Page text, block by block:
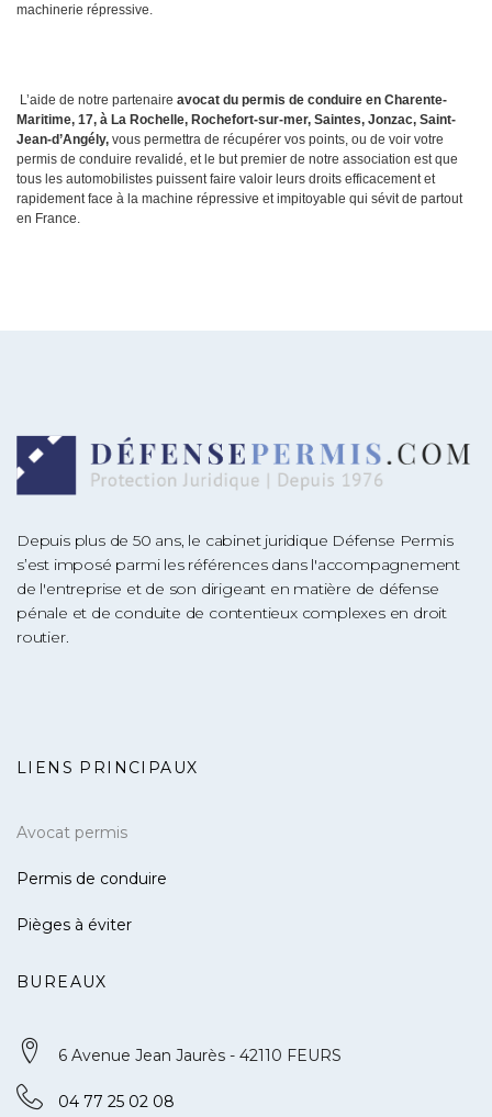
machinerie répressive.
L’aide de notre partenaire avocat du permis de conduire en Charente-
Maritime, 17, à La Rochelle, Rochefort-sur-mer, Saintes, Jonzac, Saint-
Jean-d’Angély, vous permettra de récupérer vos points, ou de voir votre
permis de conduire revalidé, et le but premier de notre association est que
tous les automobilistes puissent faire valoir leurs droits efficacement et
rapidement face à la machine répressive et impitoyable qui sévit de partout
en France.
Depuis plus de 50 ans, le cabinet juridique Défense Permis
s’est imposé parmi les références dans l'accompagnement
de l'entreprise et de son dirigeant en matière de défense
pénale et de conduite de contentieux complexes en droit
routier.
LIENS PRINCIPAUX
Avocat permis
Permis de conduire
Pièges à éviter
BUREAUX
6 Avenue Jean Jaurès - 42110 FEURS
04 77 25 02 08